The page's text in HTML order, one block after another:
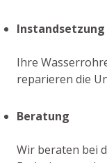
Ihre
reparieren die
Beratung
Wir beraten bei